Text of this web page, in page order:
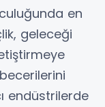
en
geleceği
endüstrilerde